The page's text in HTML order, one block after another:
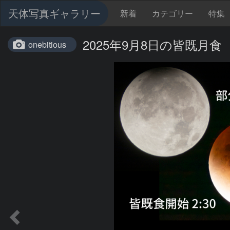
天体写真ギャラリー 新着 カテゴリー 特集
onebitious 2025年9月8日の皆既月食